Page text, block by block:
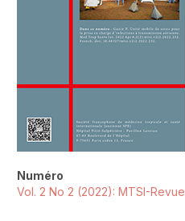
Numéro
Vol. 2 No 2 (2022): MTSI-Revue